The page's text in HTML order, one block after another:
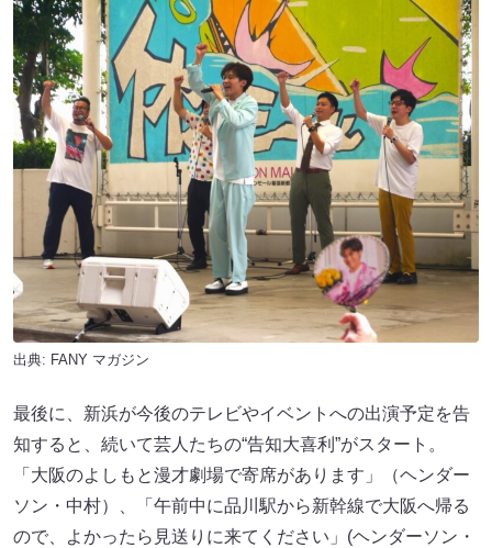
出典: FANY マガジン
最後に、新浜が今後のテレビやイベントへの出演予定を告
知すると、続いて芸人たちの“告知大喜利”がスタート。
「大阪のよしもと漫才劇場で寄席があります」（ヘンダー
ソン・中村）、「午前中に品川駅から新幹線で大阪へ帰る
ので、よかったら見送りに来てください」(ヘンダーソン・